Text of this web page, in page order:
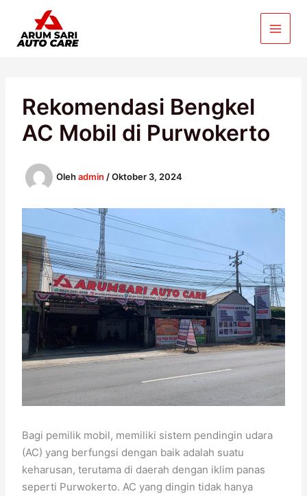
konten
Rekomendasi Bengkel
AC Mobil di Purwokerto
Olehadmin /Oktober 3, 2024
Bagi pemilik mobil, memiliki sistem pendingin udara
(AC) yang berfungsi dengan baik adalah suatu
keharusan, terutama di daerah dengan iklim panas
seperti Purwokerto. AC yang dingin tidak hanya